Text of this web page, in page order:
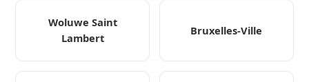
Woluwe Saint
Lambert
Bruxelles-Ville